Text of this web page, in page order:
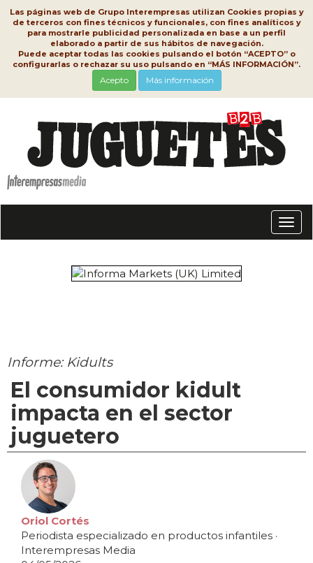
Las páginas web de Grupo Interempresas utilizan Cookies propias y
de terceros con fines técnicos y funcionales, con fines analíticos y
para mostrarle publicidad personalizada en base a un perfil
elaborado a partir de sus hábitos de navegación.
Puede aceptar todas las cookies pulsando el botón “ACEPTO” o
configurarlas o rechazar su uso pulsando en “MÁS INFORMACIÓN”.
Acepto Más información
Informe: Kidults
El consumidor kidult
impacta en el sector
juguetero
Oriol Cortés
Periodista especializado en productos infantiles ·
Interempresas Media